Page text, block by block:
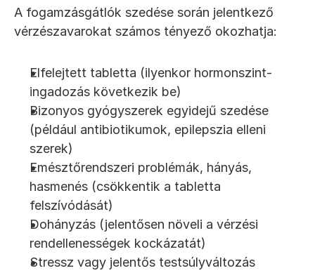
A fogamzásgátlók szedése során jelentkező
vérzészavarokat számos tényező okozhatja:
Elfelejtett tabletta (ilyenkor hormonszint-
ingadozás következik be)
Bizonyos gyógyszerek egyidejű szedése
(például antibiotikumok, epilepszia elleni
szerek)
Emésztőrendszeri problémák, hányás,
hasmenés (csökkentik a tabletta
felszívódását)
Dohányzás (jelentősen növeli a vérzési
rendellenességek kockázatát)
Stressz vagy jelentős testsúlyváltozás